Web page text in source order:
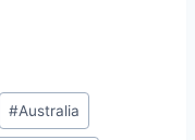
#Australia